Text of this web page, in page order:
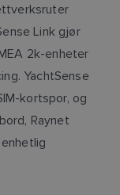
Link gjør
2k-enheter
YachtSense
kortspor, og
Raynet